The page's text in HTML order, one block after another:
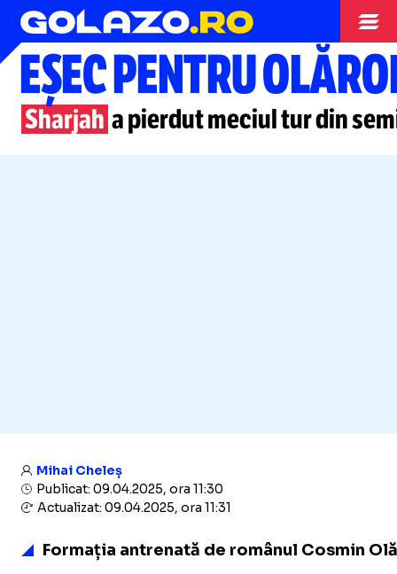
Campionate
EȘEC PENTRU
Sharjah a pierdut meciul tur din
Mihai Cheleș
Publicat: 09.04.2025, ora 11:30
Actualizat: 09.04.2025, ora 11:31
Formația antrenată de românul Cosmin